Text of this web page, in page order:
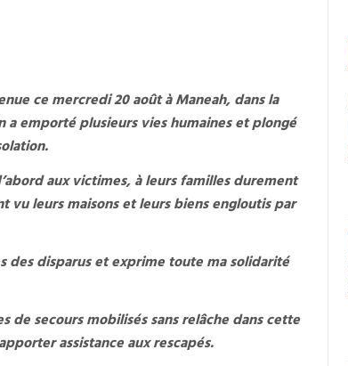
ce mercredi 20 août à Maneah, dans la
emporté plusieurs vies humaines et plongé
aux victimes, à leurs familles durement
vu leurs maisons et leurs biens engloutis par
des disparus et exprime toute ma solidarité
de secours mobilisés sans relâche dans cette
assistance aux rescapés.